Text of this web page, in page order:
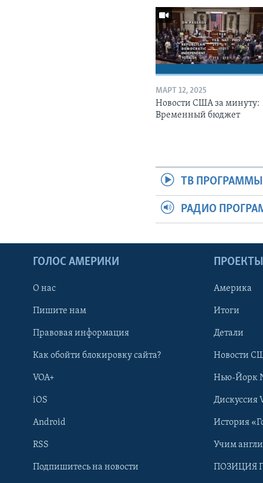
Learning English
МАРТ 12, 2025
Новости США за минуту:
Временный бюджет
ТВ ПРОГРАММЫ
РАДИО
ГОЛОС АМЕРИКИ
О нас
Пишите нам
Правовая информация
Как обойти блокировку сайта?
VOA+
iOS
Android
RSS
Подпишитесь на новости
ПРОЕКТЫ
Америка
Итоги
Детали
Новости
Нью-Йорк
Дискуссия
История
Учим
ПОЗИЦИЯ